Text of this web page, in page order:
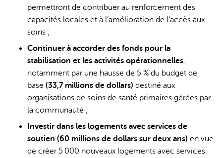
permettront de contribuer au renforcement des
capacités locales et à l’amélioration de l’accès aux
soins ;
Continuer à accorder des fonds pour la
stabilisation et les activités opérationnelles,
notamment par une hausse de 5 % du budget de
base (33,7 millions de dollars) destiné aux
organisations de soins de santé primaires gérées par
la communauté ;
Investir dans les logements avec services de
soutien (60 millions de dollars sur deux ans) en vue
de créer 5 000 nouveaux logements avec services